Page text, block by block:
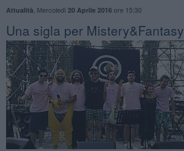
Attualità Mercoledì 20 Aprile 2016ore 15:30
Una sigla per Mistery&Fantasy